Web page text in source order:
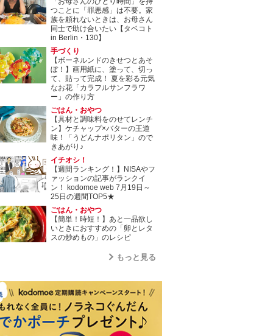
つことに「罪悪感」は不要。家
族を頼れないときは、お母さん
同士で助け合いたい【タベコト
in Berlin・130】
手づくり
【ボーネルンドのきせつとあそ
ぼ！】画用紙に、塗って、切っ
て、貼って完成！ 夏を彩る元気
なお花「カラフルサンフラワ
ー」の作り方
ごはん・おやつ
【具材と調味料をのせてレンチ
ン】ケチャップ×バターの王道
味！「うどんナポリタン」ので
きあがり♪
イチオシ！
【週間ランキング！】NISAやフ
ァッションの記事がランクイ
ン！ kodomoe web 7月19日～
25日の週間TOP5★
ごはん・おやつ
【簡単！時短！】あと一品欲し
いときにおすすめの「卵とレタ
スの炒めもの」のレシピ
もっと見る